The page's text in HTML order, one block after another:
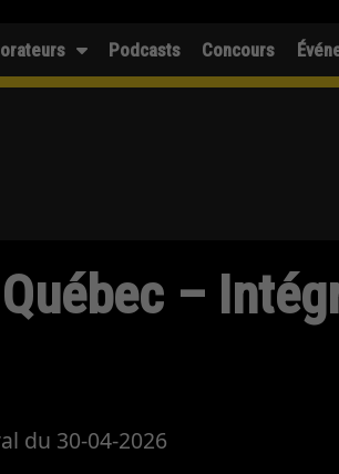
Podcasts Concours
–
du 30-04-2026